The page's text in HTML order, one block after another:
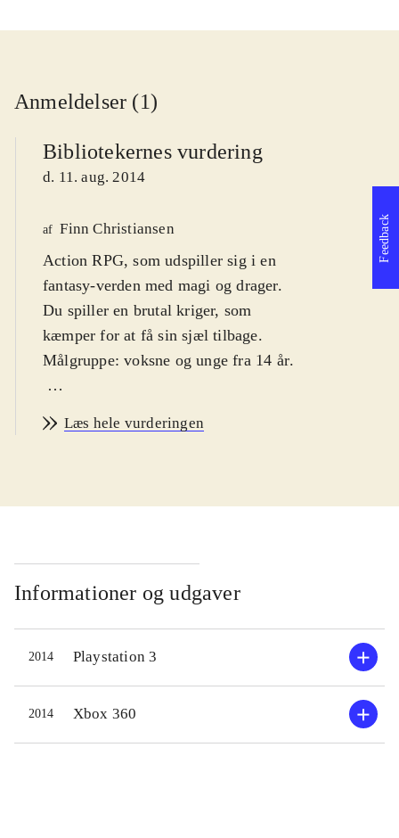
Anmeldelser (1)
Bibliotekernes vurdering
d. 11. aug. 2014
af Finn Christiansen
Action RPG, som udspiller sig i en
fantasy-verden med magi og drager.
Du spiller en brutal kriger, som
kæmper for at få sin sjæl tilbage.
Målgruppe: voksne og unge fra 14 år.
startede i 2009. Handlingen er tilbage
fra seriens forrige spil. Undervejs i
andre krigere, troldmænd og
overnaturlige væsner. Gennem kamp
tjener man XP, som kan bruges til
opgradering af evner. Historien leder
også helten på sporet af skjulte
skatte, så man kan opgradere sit
udstyr. Handlingen er til dels åben,
Læs hele vurderingen
Informationer og udgaver
2014 Playstation 3
2014 Xbox 360
Feedback